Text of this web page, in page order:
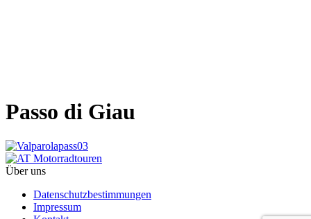
Passo di Giau
Über uns
Datenschutzbestimmungen
Impressum